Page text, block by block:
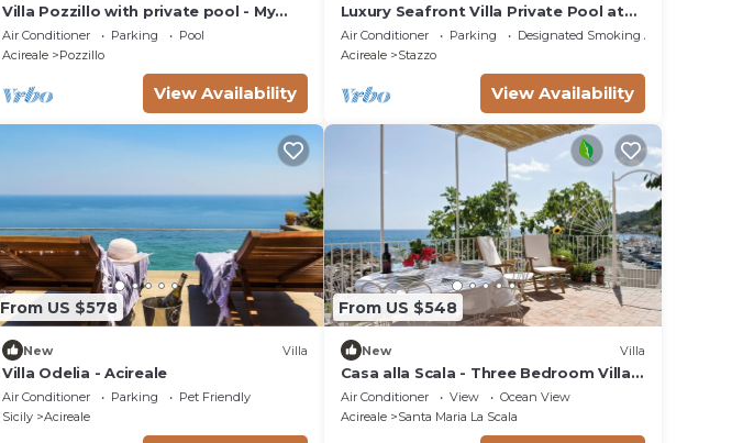
Villa Pozzillo with private pool - My
Rental Homes
Air Conditioner Parking
Pool
Acireale
Pozzillo
View Availability
Luxury Seafront Villa Private Pool at
just 20 mt from the Sea
Air Conditioner Parking
Designated Smoking Area
Acireale
Stazzo
View Availability
From US $578
New Villa
Villa Odelia - Acireale
Air Conditioner Parking
Pet Friendly
Sicily
Acireale
From US $548
New Villa
Casa alla Scala - Three Bedroom Villa,
Sleeps 6
Air Conditioner View
Ocean View
Acireale
Santa Maria La Scala